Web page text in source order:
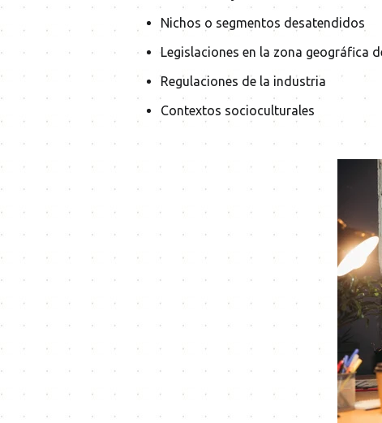
Nichos o segmentos desatendidos
Legislaciones en la zona geográfica
Regulaciones de la industria
Contextos socioculturales